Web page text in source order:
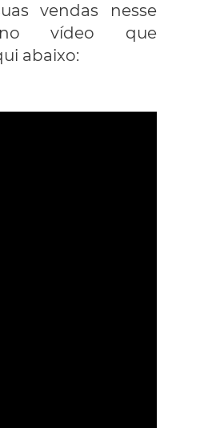
vendas nesse
vídeo que
abaixo: